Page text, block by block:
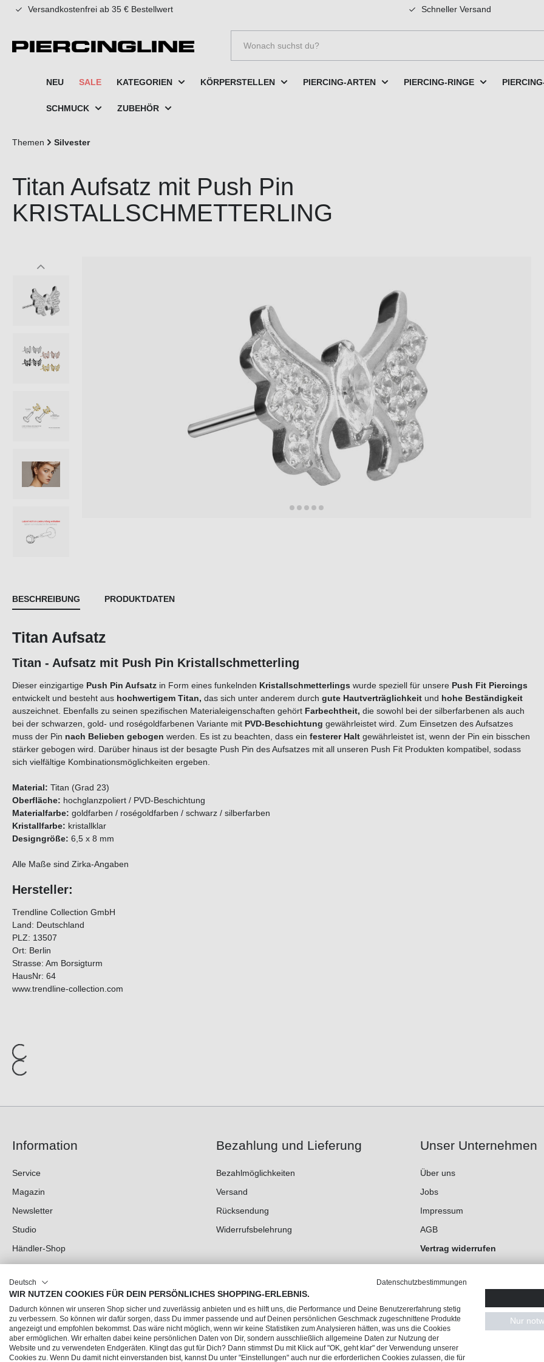
springen Zur Hauptnavigation springen
Versandkostenfrei ab 35 € Bestellwert Schneller Versand
NEU SALE KATEGORIEN KÖRPERSTELLEN PIERCING-ARTEN PIERCING-RINGE
SCHMUCK ZUBEHÖR
Themen Silvester
Titan Aufsatz mit Push Pin
KRISTALLSCHMETTERLING
BESCHREIBUNG PRODUKTDATEN
Titan Aufsatz
Titan - Aufsatz mit Push Pin Kristallschmetterling
Dieser einzigartige Push Pin Aufsatz in Form eines funkelnden Kristallschmetterlings wurde speziell für unsere Push Fit Piercings
entwickelt und besteht aus hochwertigem Titan, das sich unter anderem durch gute Hautverträglichkeit und hohe Beständigkeit
auszeichnet. Ebenfalls zu seinen spezifischen Materialeigenschaften gehört Farbechtheit, die sowohl bei der silberfarbenen als auch
bei der schwarzen, gold- und roségoldfarbenen Variante mit PVD-Beschichtung gewährleistet wird. Zum Einsetzen des Aufsatzes
muss der Pin nach Belieben gebogen werden. Es ist zu beachten, dass ein festerer Halt gewährleistet ist, wenn der Pin ein bisschen
stärker gebogen wird. Darüber hinaus ist der besagte Push Pin des Aufsatzes mit all unseren Push Fit Produkten kompatibel, sodass
sich vielfältige Kombinationsmöglichkeiten ergeben.
Material: Titan (Grad 23)
Oberfläche: hochglanzpoliert / PVD-Beschichtung
Materialfarbe: goldfarben / roségoldfarben / schwarz / silberfarben
Kristallfarbe: kristallklar
Designgröße: 6,5 x 8 mm
Alle Maße sind Zirka-Angaben
Hersteller:
Trendline Collection GmbH
Land: Deutschland
PLZ: 13507
Ort: Berlin
Strasse: Am Borsigturm
HausNr: 64
www.trendline-collection.com
Information
Service
Magazin
Newsletter
Studio
Händler-Shop
Bezahlung und Lieferung
Bezahlmöglichkeiten
Versand
Rücksendung
Widerrufsbelehrung
Unser Unternehmen
Über uns
Jobs
Impressum
AGB
Vertrag widerrufen
Datenschutz
Cookie-Einstellungen
© 2026 Trendline direkt GmbH & Co. KG – Alle Rechte vorbehalten
Deutsch Datenschutzbestimmungen
WIR NUTZEN COOKIES FÜR DEIN PERSÖNLICHES SHOPPING-ERLEBNIS.
Dadurch können wir unseren Shop sicher und zuverlässig anbieten und es hilft uns, die Performance und Deine Benutzererfahrung stetig
zu verbessern. So können wir dafür sorgen, dass Du immer passende und auf Deinen persönlichen Geschmack zugeschnittene Produkte
angezeigt und empfohlen bekommst. Das wäre nicht möglich, wenn wir keine Statistiken zum Analysieren hätten, was uns die Cookies
aber ermöglichen. Wir erhalten dabei keine persönlichen Daten von Dir, sondern ausschließlich allgemeine Daten zur Nutzung der
Website und zu verwendeten Endgeräten. Klingt das gut für Dich? Dann stimmst Du mit Klick auf "OK, geht klar" der Verwendung unserer
Cookies zu. Wenn Du damit nicht einverstanden bist, kannst Du unter "Einstellungen" auch nur die erforderlichen Cookies zulassen, die für
Nur